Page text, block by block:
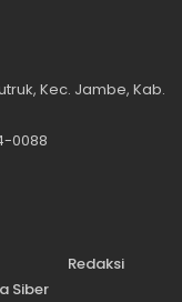
Kec. Jambe, Kab.
0088
Redaksi
Siber